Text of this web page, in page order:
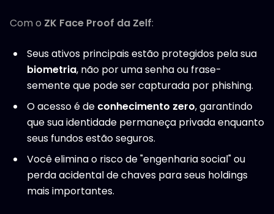
Com o ZK Face Proof da Zelf:
Seus ativos principais estão protegidos pela sua
biometria, não por uma senha ou frase-
semente que pode ser capturada por phishing.
O acesso é de conhecimento zero, garantindo
que sua identidade permaneça privada enquanto
seus fundos estão seguros.
Você elimina o risco de "engenharia social" ou
perda acidental de chaves para seus holdings
mais importantes.